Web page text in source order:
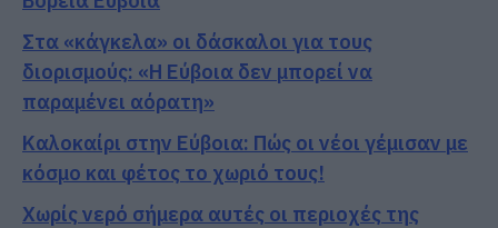
Στα «κάγκελα» οι δάσκαλοι για τους
διορισμούς: «Η Εύβοια δεν μπορεί να
παραμένει αόρατη»
Καλοκαίρι στην Εύβοια: Πώς οι νέοι γέμισαν με
κόσμο και φέτος το χωριό τους!
Χωρίς νερό σήμερα αυτές οι περιοχές της